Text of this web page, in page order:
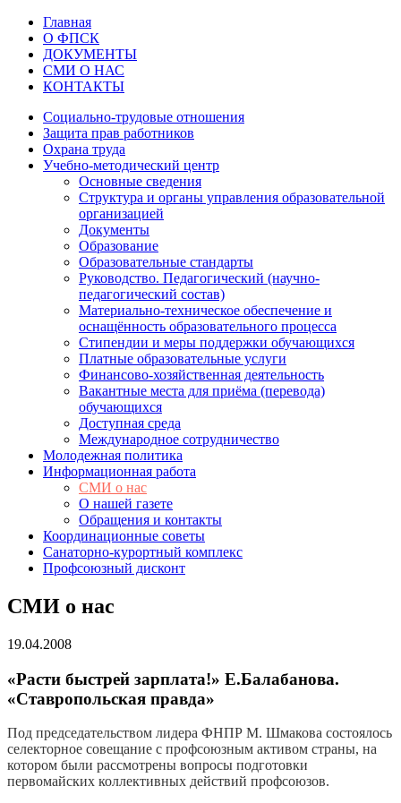
Главная
О ФПСК
ДОКУМЕНТЫ
СМИ О НАС
КОНТАКТЫ
Социально-трудовые отношения
Защита прав работников
Охрана труда
Учебно-методический центр
Основные сведения
Структура и органы управления образовательной
организацией
Документы
Образование
Образовательные стандарты
Руководство. Педагогический (научно-
педагогический состав)
Материально-техническое обеспечение и
оснащённость образовательного процесса
Стипендии и меры поддержки обучающихся
Платные образовательные услуги
Финансово-хозяйственная деятельность
Вакантные места для приёма (перевода)
обучающихся
Доступная среда
Международное сотрудничество
Молодежная политика
Информационная работа
СМИ о нас
О нашей газете
Обращения и контакты
Координационные советы
Санаторно-курортный комплекс
Профсоюзный дисконт
СМИ о нас
19.04.2008
«Расти быстрей зарплата!» Е.Балабанова.
«Ставропольская правда»
Под председательством лидера ФНПР М. Шмакова состоялось
селекторное совещание с профсоюзным активом страны, на
котором были рассмотрены вопросы подготовки
первомайских коллективных действий профсоюзов.